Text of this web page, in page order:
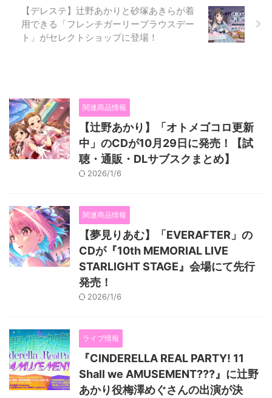
【デレステ】辻野あかりと砂塚あきらが着
用できる「フレンチガーリーブラウスデー
ト」がセレクトショップに登場！
関連商品情報
【辻野あかり】「オトメゴコロ更新
中」のCDが10月29日に発売！【試
聴・通販・DLサブスクまとめ】
2026/1/6
関連商品情報
【夢見りあむ】「EVERAFTER」の
CDが『10th MEMORIAL LIVE
STARLIGHT STAGE』会場にて先行
発売！
2026/1/6
ライブ情報
『CINDERELLA REAL PARTY! 11
Shall we AMUSEMENT???』に辻野
あかり役梅澤めぐさんの出演が決